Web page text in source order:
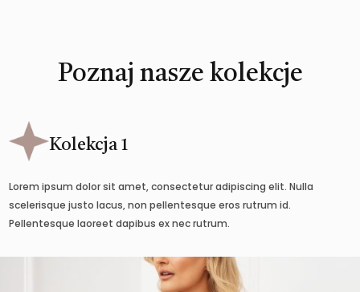
Poznaj nasze kolekcje
Kolekcja 1
Lorem ipsum dolor sit amet, consectetur adipiscing elit. Nulla
scelerisque justo lacus, non pellentesque eros rutrum id.
Pellentesque laoreet dapibus ex nec rutrum.